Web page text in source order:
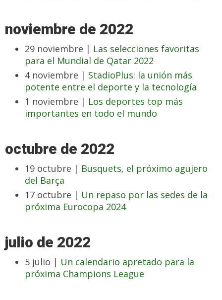
noviembre de 2022
29 noviembre | Las selecciones favoritas
para el Mundial de Qatar 2022
4 noviembre | StadioPlus: la unión más
potente entre el deporte y la tecnología
1 noviembre | Los deportes top más
importantes en todo el mundo
octubre de 2022
19 octubre | Busquets, el próximo agujero
del Barça
17 octubre | Un repaso por las sedes de la
próxima Eurocopa 2024
julio de 2022
5 julio | Un calendario apretado para la
próxima Champions League